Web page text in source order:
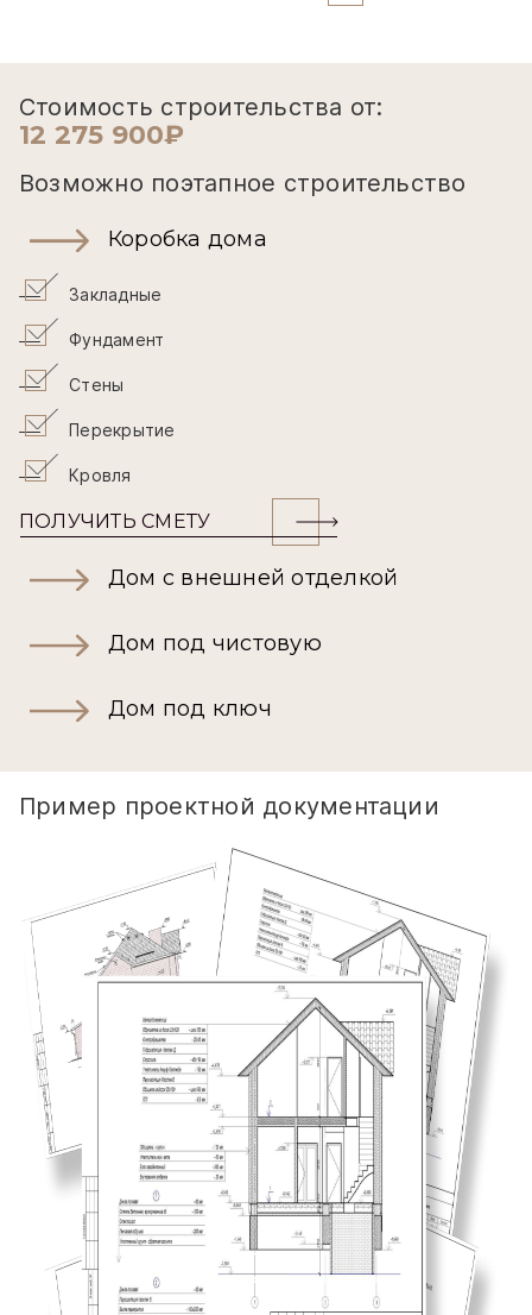
Стоимость строительства от:
12 275 900₽
Возможно поэтапное строительство
Коробка дома
Закладные
Фундамент
Стены
Перекрытие
Кровля
ПОЛУЧИТЬ СМЕТУ
Дом с внешней отделкой
Дом под чистовую
Дом под ключ
Пример проектной документации